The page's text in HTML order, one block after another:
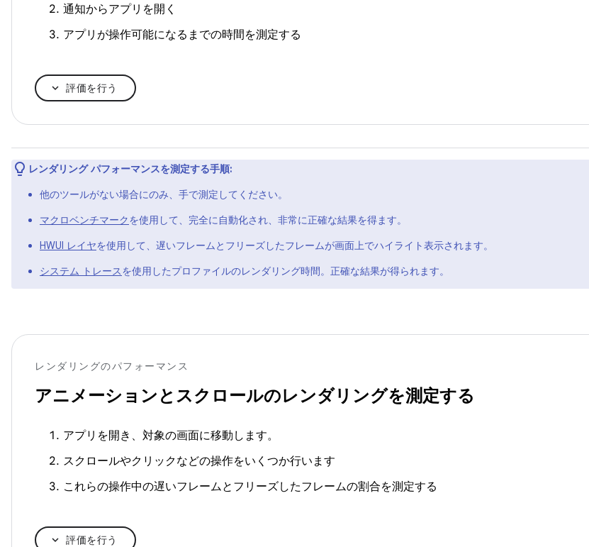
通知からアプリを開く
アプリが操作可能になるまでの時間を測定する
評価を行う
レンダリング パフォーマンスを測定する手順:
他のツールがない場合にのみ、手で測定してください。
マクロベンチマークを使用して、完全に自動化され、非常に正確な結果を得ます。
HWUI レイヤを使用して、遅いフレームとフリーズしたフレームが画面上でハイライト表示されます。
システム トレースを使用したプロファイルのレンダリング時間。正確な結果が得られます。
レンダリングのパフォーマンス
アニメーションとスクロールのレンダリングを測定する
アプリを開き、対象の画面に移動します。
スクロールやクリックなどの操作をいくつか行います
これらの操作中の遅いフレームとフリーズしたフレームの割合を測定する
評価を行う